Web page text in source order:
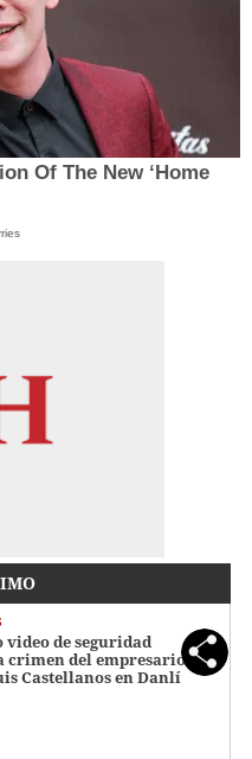
Of The New ‘Home
video de seguridad
crimen del empresario
Castellanos en Danlí